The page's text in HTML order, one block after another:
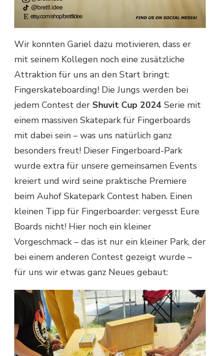
Wir konnten Gariel dazu motivieren, dass er
mit seinem Kollegen noch eine zusätzliche
Attraktion für uns an den Start bringt:
Fingerskateboarding! Die Jungs werden bei
jedem Contest der Shuvit Cup 2024 Serie mit
einem massiven Skatepark für Fingerboards
mit dabei sein – was uns natürlich ganz
besonders freut! Dieser Fingerboard-Park
wurde extra für unsere gemeinsamen Events
kreiert und wird seine praktische Premiere
beim Auhof Skatepark Contest haben. Einen
kleinen Tipp für Fingerboarder: vergesst Eure
Boards nicht! Hier noch ein kleiner
Vorgeschmack – das ist nur ein kleiner Park, der
bei einem anderen Contest gezeigt wurde –
für uns wir etwas ganz Neues gebaut: